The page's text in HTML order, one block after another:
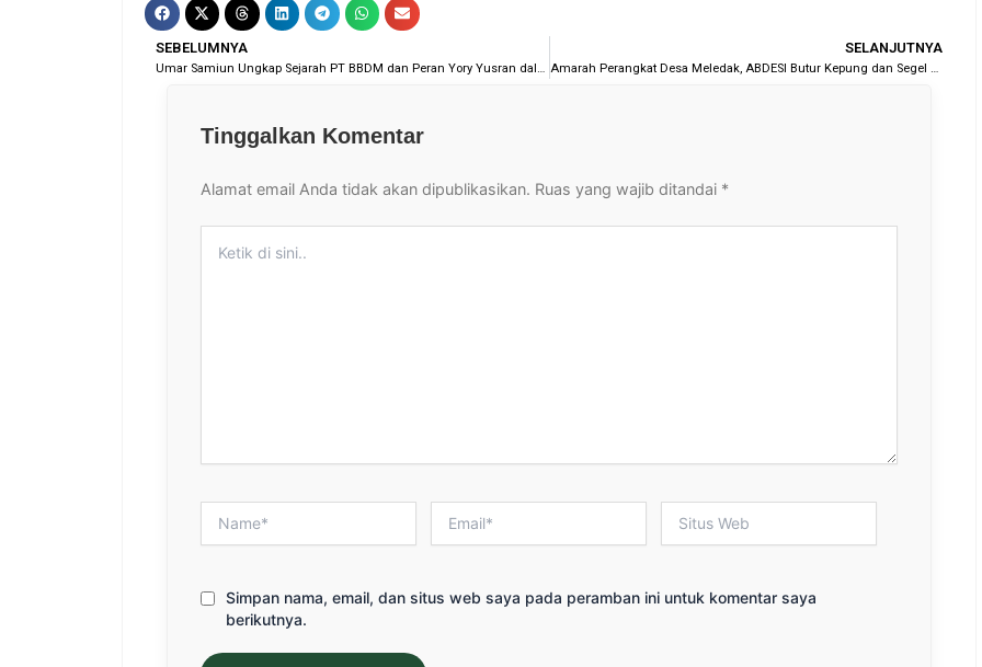
Prev
SEBELUMNYA
Umar Samiun Ungkap Sejarah PT BBDM dan Peran Yory Yusran dalam Sengketa Perusahaan
SELANJUTNYA
Amarah Perangkat Desa Meledak, ABDESI Butur Kepung dan Segel Kantor BKAD
Tinggalkan Komentar
Alamat email Anda tidak akan dipublikasikan. Ruas yang wajib ditandai *
Web
Simpan nama, email, dan situs web saya pada peramban ini untuk komentar saya
berikutnya.